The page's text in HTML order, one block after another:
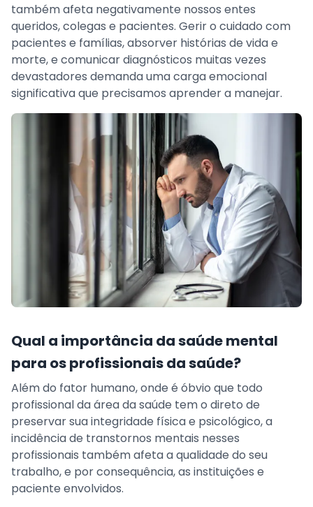
também afeta negativamente nossos entes
queridos, colegas e pacientes. Gerir o cuidado com
pacientes e famílias, absorver histórias de vida e
morte, e comunicar diagnósticos muitas vezes
devastadores demanda uma carga emocional
significativa que precisamos aprender a manejar.
Qual a importância da saúde mental
para os profissionais da saúde?
Além do fator humano, onde é óbvio que todo
profissional da área da saúde tem o direto de
preservar sua integridade física e psicológico, a
incidência de transtornos mentais nesses
profissionais também afeta a qualidade do seu
trabalho, e por consequência, as instituições e
paciente envolvidos.